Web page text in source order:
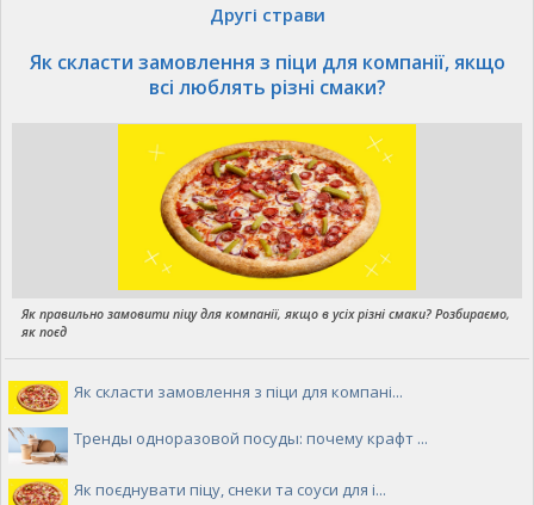
Другі страви
Як скласти замовлення з піци для компанії, якщо
всі люблять різні смаки?
Як правильно замовити піцу для компанії, якщо в усіх різні смаки? Розбираємо,
як поєд
Як скласти замовлення з піци для компані...
Тренды одноразовой посуды: почему крафт ...
Як поєднувати піцу, снеки та соуси для і...